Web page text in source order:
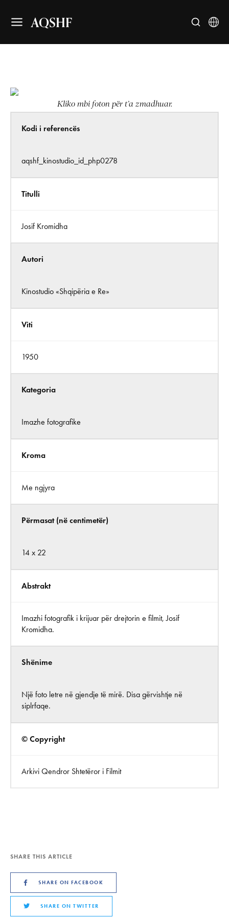
AQSHF
Kliko mbi foton për t’a zmadhuar.
Kodi i referencës
aqshf_kinostudio_id_php0278
Titulli
Josif Kromidha
Autori
Kinostudio «Shqipëria e Re»
Viti
1950
Kategoria
Imazhe fotografike
Kroma
Me ngjyra
Përmasat (në centimetër)
14 x 22
Abstrakt
Imazhi fotografik i krijuar për drejtorin e filmit, Josif
Kromidha.
Shënime
Një foto letre në gjendje të mirë. Disa gërvishtje në
siplrfaqe.
© Copyright
Arkivi Qendror Shtetëror i Filmit
SHARE THIS ARTICLE
SHARE ON FACEBOOK
SHARE ON TWITTER